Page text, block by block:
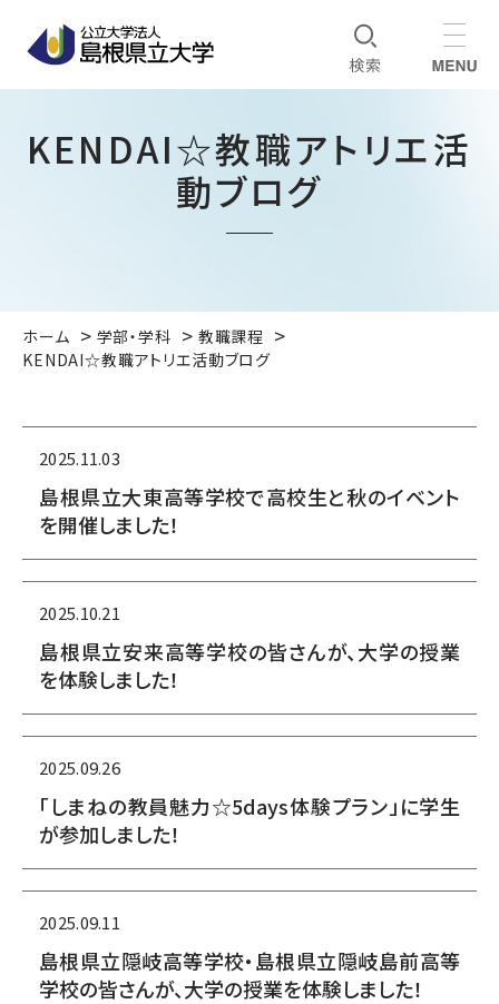
KENDAI☆教職アトリエ活
動ブログ
ホーム 学部・学科
教職課程
KENDAI☆教職アトリエ活動ブログ
2025.11.03
島根県立大東高等学校で高校生と秋のイベント
を開催しました！
2025.10.21
島根県立安来高等学校の皆さんが、大学の授業
を体験しました！
2025.09.26
「しまねの教員魅力☆5days体験プラン」に学生
が参加しました！
2025.09.11
島根県立隠岐高等学校・島根県立隠岐島前高等
学校の皆さんが、大学の授業を体験しました！